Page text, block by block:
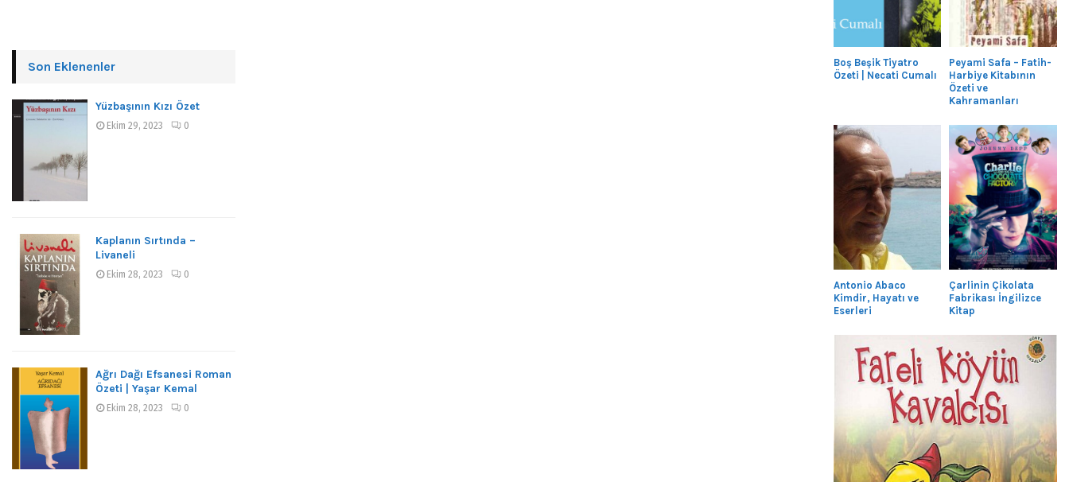
Son Eklenenler
Yüzbaşının Kızı Özet
Ekim 29, 2023 0
Kaplanın Sırtında –
Livaneli
Ekim 28, 2023 0
Ağrı Dağı Efsanesi Roman
Özeti | Yaşar Kemal
Ekim 28, 2023 0
Boş Beşik Tiyatro
Özeti | Necati Cumalı
Peyami Safa – Fatih-
Harbiye Kitabının
Özeti ve
Kahramanları
Antonio Abaco
Kimdir, Hayatı ve
Eserleri
Çarlinin Çikolata
Fabrikası İngilizce
Kitap